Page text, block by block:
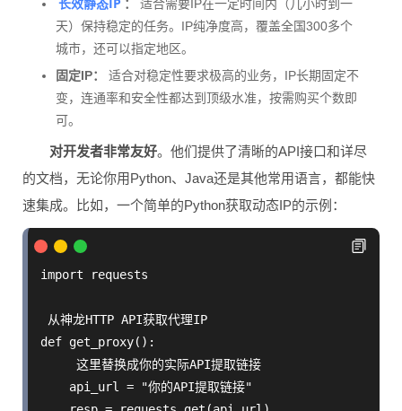
长效静态IP ：
适合需要IP在一定时间内（几小时到一
天）保持稳定的任务。IP纯净度高，覆盖全国300多个
城市，还可以指定地区。
固定IP：
适合对稳定性要求极高的业务，IP长期固定不
变，连通率和安全性都达到顶级水准，按需购买个数即
可。
对开发者非常友好。他们提供了清晰的API接口和详尽
的文档，无论你用Python、Java还是其他常用语言，都能快
速集成。比如，一个简单的Python获取动态IP的示例：
import requests
从神龙HTTP API获取代理IP
def get_proxy():
     这里替换成你的实际API提取链接
    api_url = "你的API提取链接"